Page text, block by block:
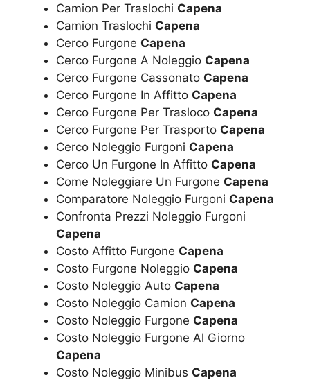
Camion Per Traslochi Capena
Camion Traslochi Capena
Cerco Furgone Capena
Cerco Furgone A Noleggio Capena
Cerco Furgone Cassonato Capena
Cerco Furgone In Affitto Capena
Cerco Furgone Per Trasloco Capena
Cerco Furgone Per Trasporto Capena
Cerco Noleggio Furgoni Capena
Cerco Un Furgone In Affitto Capena
Come Noleggiare Un Furgone Capena
Comparatore Noleggio Furgoni Capena
Confronta Prezzi Noleggio Furgoni
Capena
Costo Affitto Furgone Capena
Costo Furgone Noleggio Capena
Costo Noleggio Auto Capena
Costo Noleggio Camion Capena
Costo Noleggio Furgone Capena
Costo Noleggio Furgone Al Giorno
Capena
Costo Noleggio Minibus Capena